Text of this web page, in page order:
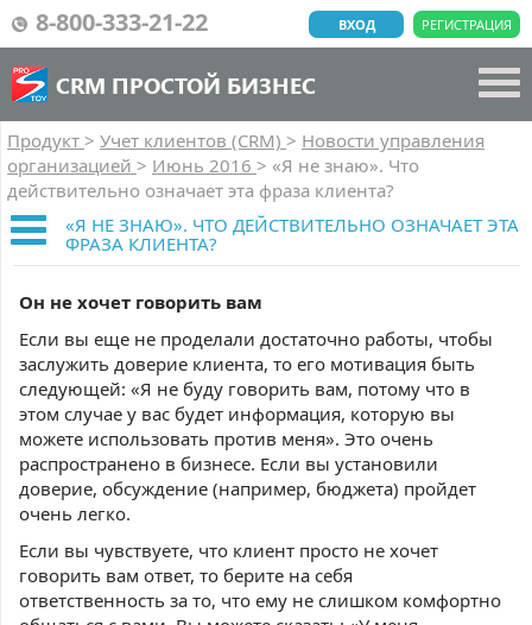
8-800-333-21-22 РЕГИСТРАЦИЯ
ВХОД
CRM ПРОСТОЙ БИЗНЕС
Продукт > Учет клиентов (CRM) > Новости управления
организацией > Июнь 2016 > «Я не знаю». Что
действительно означает эта фраза клиента?
«Я НЕ ЗНАЮ». ЧТО ДЕЙСТВИТЕЛЬНО ОЗНАЧАЕТ ЭТА
ФРАЗА КЛИЕНТА?
Он не хочет говорить вам
Если вы еще не проделали достаточно работы, чтобы
заслужить доверие клиента, то его мотивация быть
следующей: «Я не буду говорить вам, потому что в
этом случае у вас будет информация, которую вы
можете использовать против меня». Это очень
распространено в бизнесе. Если вы установили
доверие, обсуждение (например, бюджета) пройдет
очень легко.
Если вы чувствуете, что клиент просто не хочет
говорить вам ответ, то берите на себя
ответственность за то, что ему не слишком комфортно